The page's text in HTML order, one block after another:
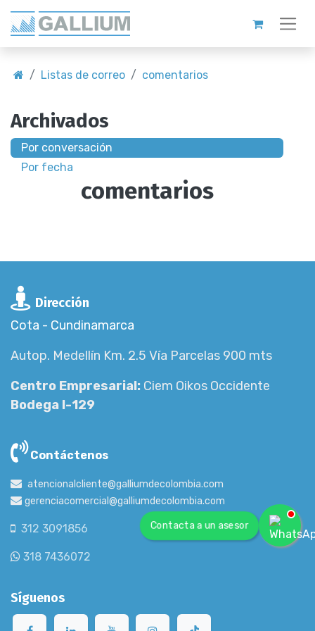
Listas de correo comentarios
Archivados
Por conversación
Por fecha
comentarios
Dirección
Cota - Cundinamarca
Autop. Medellín Km. 2.5 Vía Parcelas 900 mts
Centro Empresarial: Ciem Oikos Occidente
Bodega I-129
Contáctenos
atencionalcliente@galliumdecolombia.com
gerenciacomercial@galliumdecolombia.com
312 3091856
318 7436072
Síguenos
Contacta a un asesor